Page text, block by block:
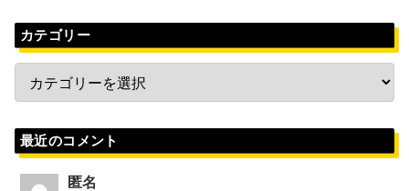
カテゴリー
最近のコメント
匿名